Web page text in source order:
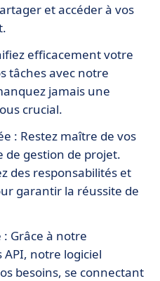
et accéder à vos
efficacement votre
tâches avec notre
jamais une
crucial.
: Restez maître de vos
de gestion de projet.
des responsabilités et
garantir la réussite de
: Grâce à notre
notre logiciel
besoins, se connectant